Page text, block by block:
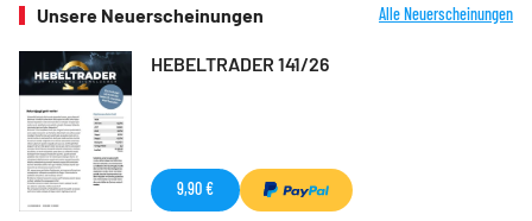
Unsere Neuerscheinungen Alle Neuerscheinungen
HEBELTRADER 141/26
9,90 €